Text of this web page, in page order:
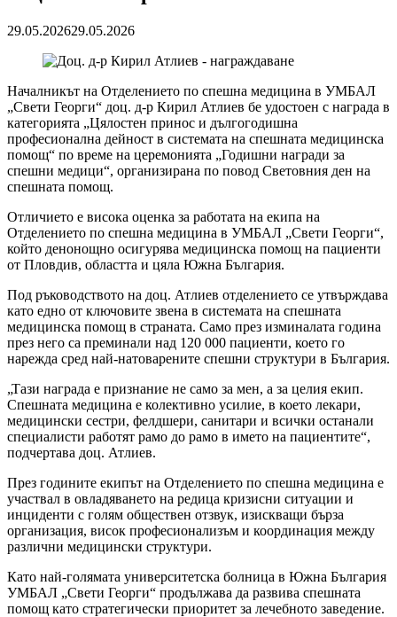
29.05.202629.05.2026
Началникът на Отделението по спешна медицина в УМБАЛ
„Свети Георги“ доц. д-р Кирил Атлиев бе удостоен с награда в
категорията „Цялостен принос и дългогодишна
професионална дейност в системата на спешната медицинска
помощ“ по време на церемонията „Годишни награди за
спешни медици“, организирана по повод Световния ден на
спешната помощ.
Отличието е висока оценка за работата на екипа на
Отделението по спешна медицина в УМБАЛ „Свети Георги“,
който денонощно осигурява медицинска помощ на пациенти
от Пловдив, областта и цяла Южна България.
Под ръководството на доц. Атлиев отделението се утвърждава
като едно от ключовите звена в системата на спешната
медицинска помощ в страната. Само през изминалата година
през него са преминали над 120 000 пациенти, което го
нарежда сред най-натоварените спешни структури в България.
„Тази награда е признание не само за мен, а за целия екип.
Спешната медицина е колективно усилие, в което лекари,
медицински сестри, фелдшери, санитари и всички останали
специалисти работят рамо до рамо в името на пациентите“,
подчертава доц. Атлиев.
През годините екипът на Отделението по спешна медицина е
участвал в овладяването на редица кризисни ситуации и
инциденти с голям обществен отзвук, изискващи бърза
организация, висок професионализъм и координация между
различни медицински структури.
Като най-голямата университетска болница в Южна България
УМБАЛ „Свети Георги“ продължава да развива спешната
помощ като стратегически приоритет за лечебното заведение.